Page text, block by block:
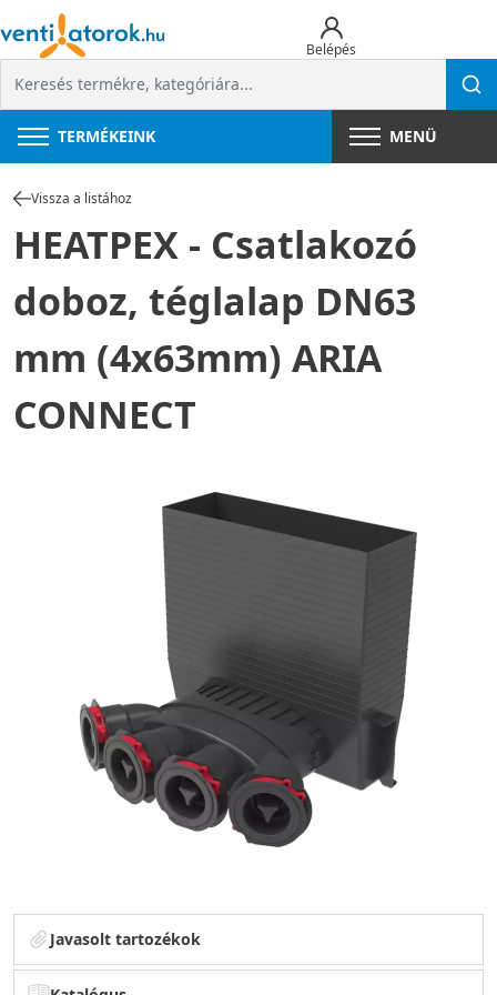
Belépés
TERMÉKEINK MENÜ
Vissza a listához
HEATPEX - Csatlakozó
doboz, téglalap DN63
mm (4x63mm) ARIA
CONNECT
Javasolt tartozékok